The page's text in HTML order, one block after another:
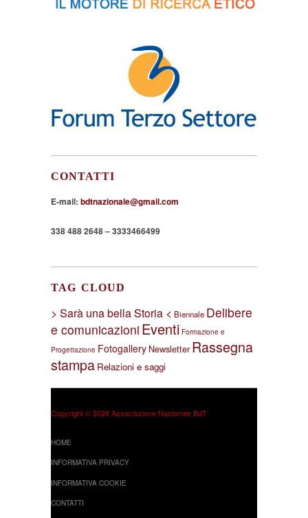
CONTATTI
E-mail: bdtnazionale@gmail.com
338 488 2648 – 3333466499
TAG CLOUD
> Sarà una bella Storia < Biennale Delibere
e comunicazioni Eventi Formazione e
Progettazione Fotogallery Newsletter Rassegna
stampa Relazioni e saggi
Copyright © 2026 Associazione Nazionale BdT
HOME
INFORMATIVA PRIVACY
INFORMATIVA COOKIE
CONTATTI